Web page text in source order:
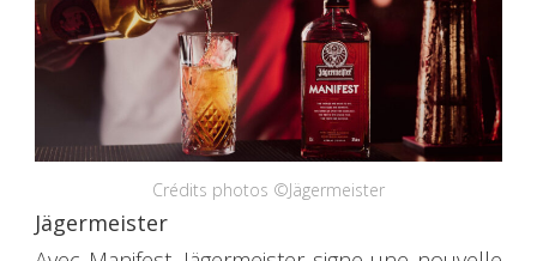
Crédits photos ©Jägermeister
Jägermeister